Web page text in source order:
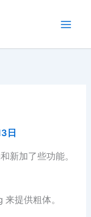
日
新加了些功能。
提供粗体。